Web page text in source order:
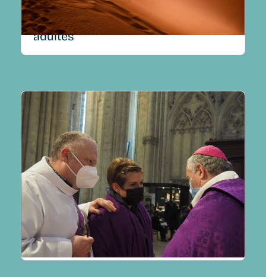
Le Carême et les catéchumènes
adultes
La célébration de l’appel décisif et
inscription du nom
lire plus